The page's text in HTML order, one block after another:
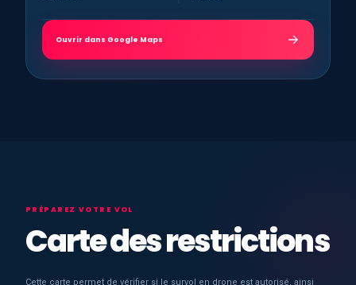
Ouvrir dans Google Maps
PRÉPAREZ VOTRE VOL
Carte des restrictions
Cette carte permet de vérifier si le survol en drone est autorisé, ainsi